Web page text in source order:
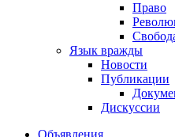
Право
Язык вражды
Новости
Публикации
Дискуссии